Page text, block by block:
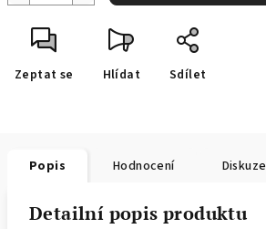
Zeptat se Hlídat Sdílet
Popis Hodnocení Diskuze
Detailní popis produktu